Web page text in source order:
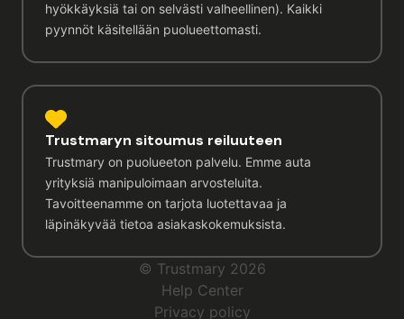
hyökkäyksiä tai on selvästi valheellinen). Kaikki
pyynnöt käsitellään puolueettomasti.
Trustmaryn sitoumus reiluuteen
Trustmary on puolueeton palvelu. Emme auta
yrityksiä manipuloimaan arvosteluita.
Tavoitteenamme on tarjota luotettavaa ja
läpinäkyvää tietoa asiakaskokemuksista.
© Trustmary 2026
Help Center
Privacy policy